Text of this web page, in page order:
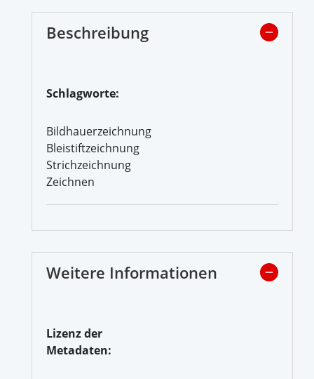
Beschreibung
Schlagworte:
Bildhauerzeichnung
Bleistiftzeichnung
Strichzeichnung
Zeichnen
Weitere Informationen
Lizenz der
Metadaten: